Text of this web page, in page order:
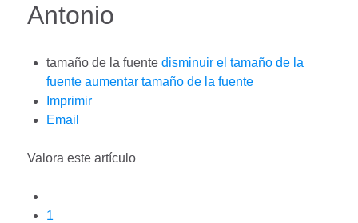
Antonio
tamaño de la fuente disminuir el tamaño de la
fuente aumentar tamaño de la fuente
Imprimir
Email
Valora este artículo
1